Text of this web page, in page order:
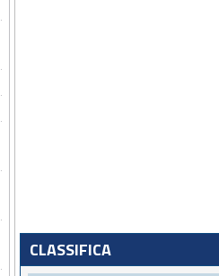
CLASSIFICA